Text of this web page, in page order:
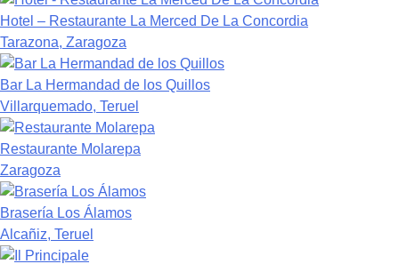
Hotel – Restaurante La Merced De La Concordia
Tarazona, Zaragoza
Bar La Hermandad de los Quillos
Villarquemado, Teruel
Restaurante Molarepa
Zaragoza
Brasería Los Álamos
Alcañiz, Teruel